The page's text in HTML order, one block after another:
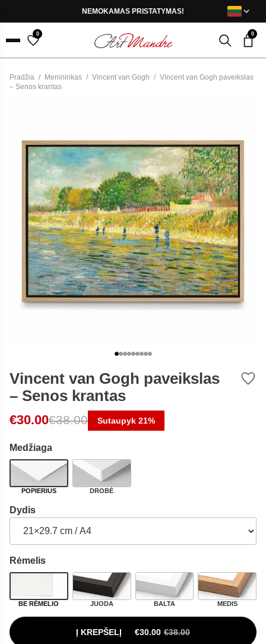
NEMOKAMAS PRISTATYMAS!
Menu
0 0
Pradžia / Menininkas / Vincent van Gogh / Vincent van Gogh paveikslas
– Senos krantas
Vincent van Gogh paveikslas
– Senos krantas
€30.00€38.00
Original price was: €38.00.
Current price is: €30.00.
Sutaupyk 21%
Medžiaga
POPIERIUS DROBĖ
Dydis
Rėmelis
BE RĖMELIO JUODA BALTA MEDIS
Į KREPŠELĮ €30.00 €38.00
ORIGINAL PRICE WAS: €38.00.
CURRENT PRICE IS: €30.00.